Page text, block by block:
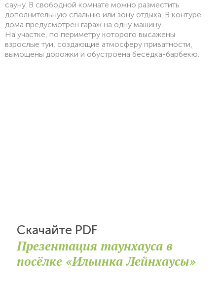
сауну. В свободной комнате можно разместить
дополнительную спальню или зону отдыха. В контуре
дома предусмотрен гараж на одну машину.
На участке, по периметру которого высажены
взрослые туи, создающие атмосферу приватности,
вымощены дорожки и обустроена беседка-барбекю.
Скачайте PDF
Презентация таунхауса в
посёлке «Ильинка Лейнхаусы»